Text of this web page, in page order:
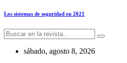
Los sistemas de seguridad en 2021
sábado, agosto 8, 2026